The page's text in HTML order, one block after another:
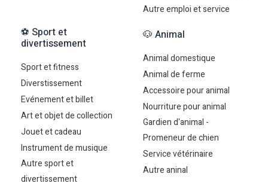
Autre emploi et service
⚽ Sport et
divertissement
Sport et fitness
Diverstissement
Evénement et billet
Art et objet de collection
Jouet et cadeau
Instrument de musique
Autre sport et
divertissement
🐶 Animal
Animal domestique
Animal de ferme
Accessoire pour animal
Nourriture pour animal
Gardien d'animal -
Promeneur de chien
Service vétérinaire
Autre aninal